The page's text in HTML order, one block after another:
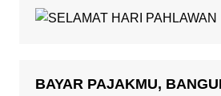
BAYAR PAJAKMU,